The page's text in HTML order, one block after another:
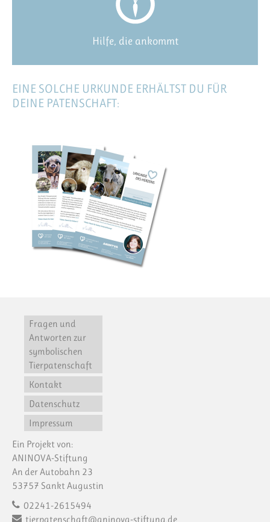
Hilfe, die ankommt
EINE SOLCHE URKUNDE ERHÄLTST DU FÜR
DEINE PATENSCHAFT:
Fragen und
Antworten zur
symbolischen
Tierpatenschaft
Kontakt
Datenschutz
Impressum
Ein Projekt von:
ANINOVA-Stiftung
An der Autobahn 23
53757 Sankt Augustin
02241-2615494
tierpatenschaft@aninova-stiftung.de